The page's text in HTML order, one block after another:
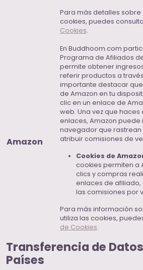
Para más detalles sobre
cookies, puedes
Cookies.
Amazon
En Buddhoom.com
Programa de Afiliados
permite obtener
referir productos a
importante destacar
de Amazon en tu
clic en un enlace de
web. Una vez que haces
enlaces, Amazon puede
navegador que
atribuir comisiones de
Cookies de
cookies permiten a
clics y compras
enlaces de
las comisiones por
Para más información
utiliza las cookies,
de Cookies.
Transferencia de
Países